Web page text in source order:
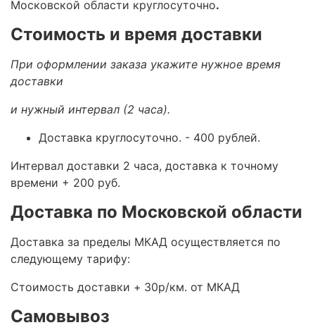
Московской области круглосуточно.
Стоимость и время доставки
При оформлении заказа укажите нужное время
доставки
и нужный интервал (2 часа).
Доставка круглосуточно. - 400 рублей.
Интервал доставки 2 часа, доставка к точному
времени + 200 руб.
Доставка по Московской области
Доставка за пределы МКАД осуществляется по
следующему тарифу:
Стоимость доставки + 30р/км. от МКАД
Самовывоз